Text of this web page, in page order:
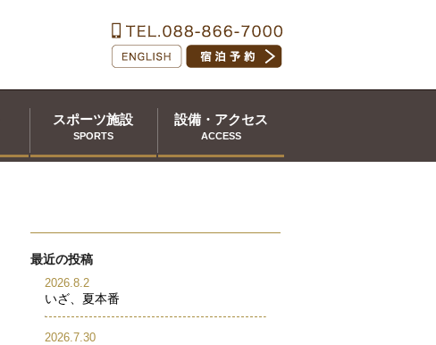
スポーツ施設
SPORTS
設備・アクセス
ACCESS
最近の投稿
2026.8.2
いざ、夏本番
2026.7.30